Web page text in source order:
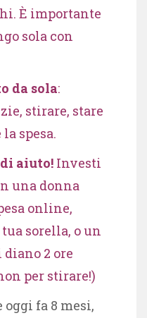
È importante
sola con
da sola:
stirare, stare
spesa.
aiuto! Investi
una donna
online,
sorella, o un
2 ore
per stirare!)
oggi fa 8 mesi,